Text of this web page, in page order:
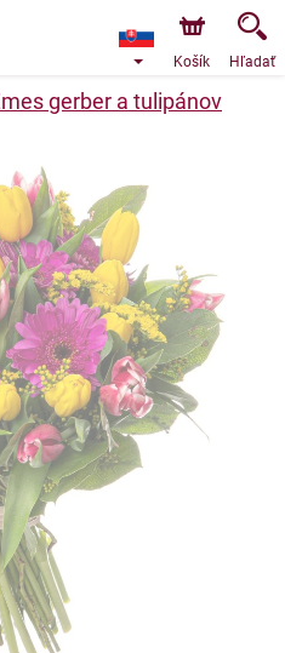
nášho e-shopu.
je od 9.8.2026 z dôvodu
Košík Hľadať
gerber a tulipánov